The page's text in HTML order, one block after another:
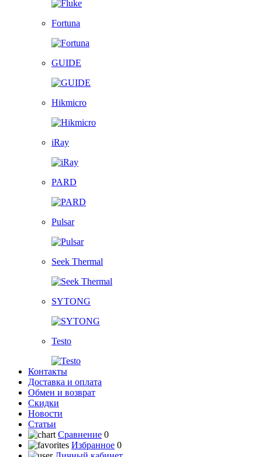
Fortuna
GUIDE
Hikmicro
iRay
PARD
Pulsar
Seek Thermal
SYTONG
Testo
Контакты
Доставка и оплата
Обмен и возврат
Скидки
Новости
Статьи
Сравнение 0
Избранное 0